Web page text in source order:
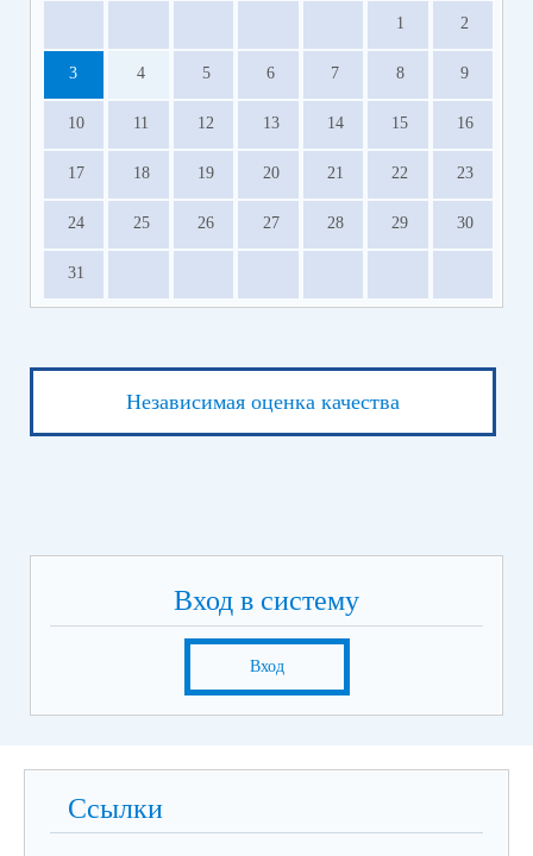
1 2
3 4 5 6 7 8 9
10 11 12 13 14 15 16
17 18 19 20 21 22 23
24 25 26 27 28 29 30
31
Независимая оценка качества
Вход в систему
Вход
Ссылки